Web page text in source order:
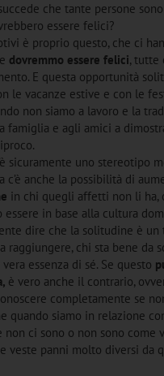
che tante persone
essere felici?
è proprio questo, che ci
dovremmo essere felici, tutte
E questa opportunità
le vacanze estive e con le
non siamo a lavoro e la
famiglia e agli amici a
sicuramente uno stereotipo
c’è anche la possibilità di
in chi quegli affetti non li ha,
essere in base alla cultura
dire che la solitudine è un
raggiungere, chi sta bene da
essenza di sé. Se questo
è vero anche il contrario,
completamente se
quando siamo in relazione
non ci sono o non sono come
veste panni molto diversi da